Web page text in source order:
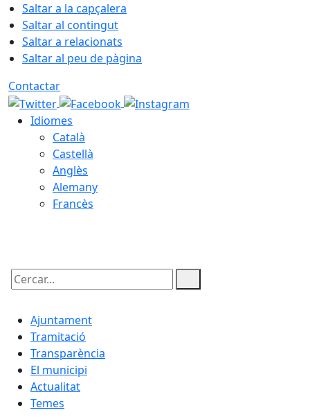
Saltar a la capçalera
Saltar al contingut
Saltar a relacionats
Saltar al peu de pàgina
Contactar
Idiomes
Català
Castellà
Anglès
Alemany
Francès
Cercar:
Ajuntament
Tramitació
Transparència
El municipi
Actualitat
Temes